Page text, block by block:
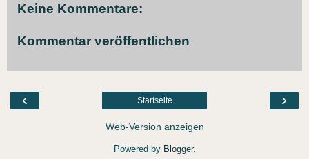
Keine Kommentare:
Kommentar veröffentlichen
‹ ›
Startseite
Web-Version anzeigen
Powered by Blogger.